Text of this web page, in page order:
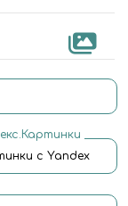
с Yandex